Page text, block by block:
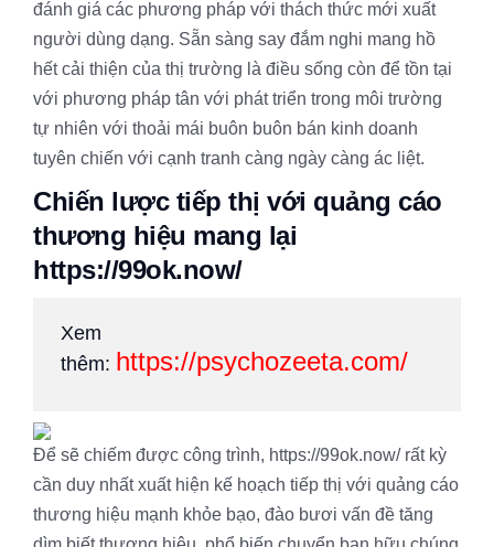
đánh giá các phương pháp với thách thức mới xuất
người dùng dạng. Sẵn sàng say đắm nghi mang hồ
hết cải thiện của thị trường là điều sống còn để tồn tại
với phương pháp tân với phát triển trong môi trường
tự nhiên với thoải mái buôn buôn bán kinh doanh
tuyên chiến với cạnh tranh càng ngày càng ác liệt.
Chiến lược tiếp thị với quảng cáo
thương hiệu mang lại
https://99ok.now/
Xem
thêm: https://psychozeeta.com/
Để sẽ chiếm được công trình, https://99ok.now/ rất kỳ
cần duy nhất xuất hiện kế hoạch tiếp thị với quảng cáo
thương hiệu mạnh khỏe bạo, đào bươi vấn đề tăng